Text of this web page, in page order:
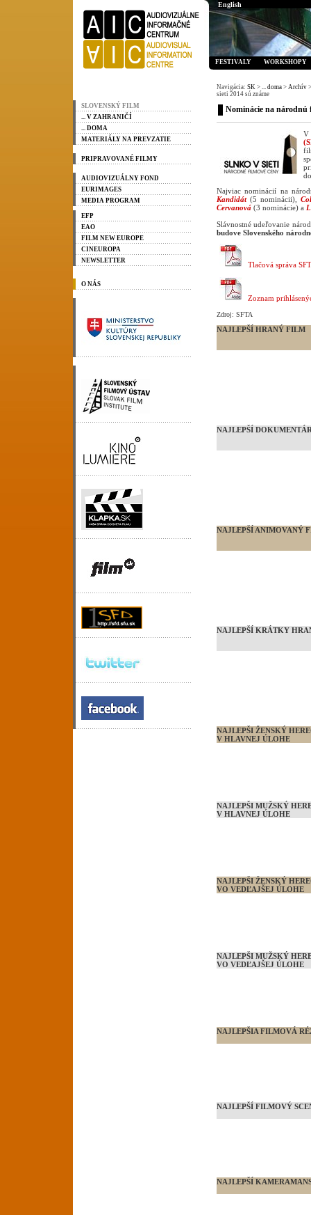
SLOVENSKÝ FILM
... V ZAHRANIČÍ
... DOMA
MATERIÁLY NA PREVZATIE
PRIPRAVOVANÉ FILMY
AUDIOVIZUÁLNY FOND
EURIMAGES
MEDIA PROGRAM
EFP
EAO
FILM NEW EUROPE
CINEUROPA
NEWSLETTER
O NÁS
English
FESTIVALY WORKSHOPY
Navigácia: SK > ... doma > Archív
sieti 2014 sú známe
Nominácie na národnú
V
Najviac nominácií na
Kandidát(5 nominácii),
Cervanová (3 nominácie) a
Slávnostné udeľovanie
budove Slovenského
Tlačová správa
Zoznam
Zdroj: SFTA
NAJLEPŠÍ HRANÝ FILM
NAJLEPŠÍ
NAJLEPŠÍ ANIMOVANÝ
NAJLEPŠÍ KRÁTKY
NAJLEPŠI ŽENSKÝ
V HLAVNEJ ÚLOHE
NAJLEPŠI MUŽSKÝ
V HLAVNEJ ÚLOHE
NAJLEPŠI ŽENSKÝ
VO VEDĽAJŠEJ ÚLOHE
NAJLEPŠI MUŽSKÝ
VO VEDĽAJŠEJ ÚLOHE
NAJLEPŠIA FILMOVÁ
NAJLEPŠÍ FILMOVÝ
NAJLEPŠÍ